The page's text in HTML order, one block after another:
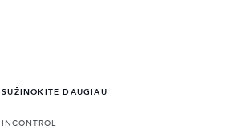
SUŽINOKITE DAUGIAU
INCONTROL